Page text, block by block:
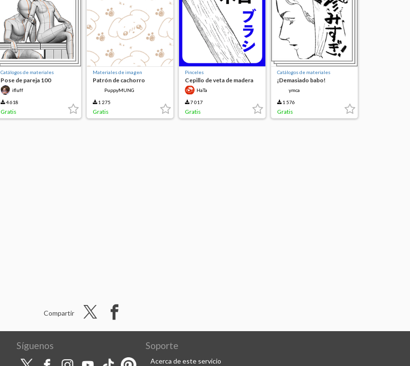
Catálogos de materiales
Pose de pareja 100
ifluff
4 618
Gratis
Materiales de imagen
Patrón de cachorro
PuppyMUNG
1 275
Gratis
Pinceles
Cepillo de veta de madera
HT HaTa
7 017
Gratis
Catálogos de materiales
¡Demasiado babo!
ymca
1 576
Gratis
Compartir
Síguenos Soporte
Acerca de este servicio